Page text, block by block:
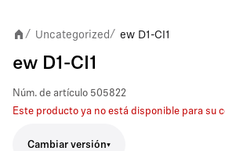
/ Uncategorized / ew D1-CI1
ew D1-CI1
Núm. de artículo 505822
Este producto ya no está disponible para su
Cambiar versión